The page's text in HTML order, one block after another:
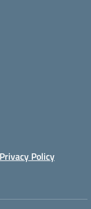
Privacy Policy